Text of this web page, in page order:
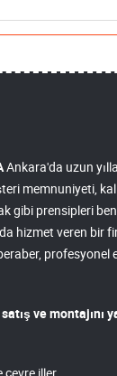
Ankara'da uzun
memnuniyeti,
gibi prensipleri
hizmet veren bir
profesyonel
ve montajını